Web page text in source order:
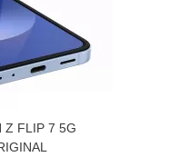
Z FLIP 7 5G